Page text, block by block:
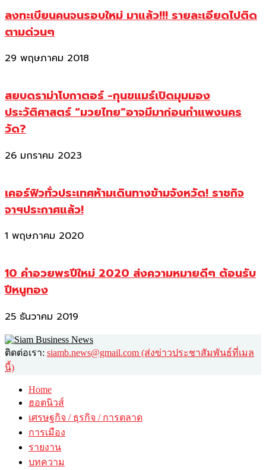
ลงทะเบียนคนจนรอบใหม่ มาแล้ว!!! รายละเอียดไปติด
ตามด่วนๆ
29 พฤษภาคม 2018
สยบดราม่าโบกาตอร์ -กุนขแมร์เปิดมุมมอง
ประวัติศาสตร์ “มวยไทย”อาจมีมาก่อนกำแพงนคร
วัด?
26 มกราคม 2023
เคอร์ฟิวทั่วประเทศห้ามเดินทางข้ามจังหวัด! ราชกิจ
จาฯประกาศแล้ว!
1 พฤษภาคม 2020
10 คำอวยพรปีใหม่ 2020 ส่งความหมายดีๆ ต้อนรับ
ปีหนูทอง
25 ธันวาคม 2019
ติดต่อเรา: siamb.news@gmail.com (ส่งข่าวประชาสัมพันธ์ที่เมล
นี้)
Home
ฮอตนิวส์
เศรษฐกิจ / ธุรกิจ / การตลาด
การเมือง
รายงาน
บทความ